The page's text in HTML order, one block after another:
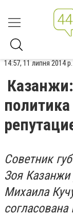
14:57, 11 липня 2014 р.
Советник
Зоя Казанжи
Михаила